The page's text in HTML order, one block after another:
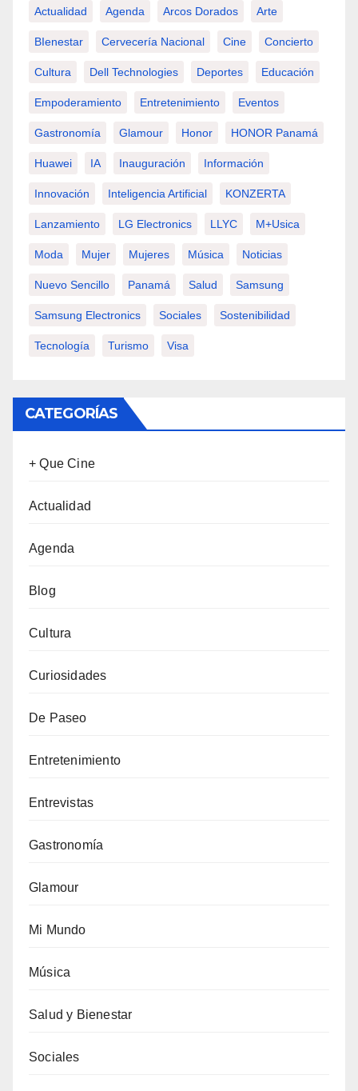
Actualidad Agenda Arcos Dorados Arte
BIenestar Cervecería Nacional Cine Concierto
Cultura Dell Technologies Deportes Educación
Empoderamiento Entretenimiento Eventos
Gastronomía Glamour Honor HONOR Panamá
Huawei IA Inauguración Información
Innovación Inteligencia Artificial KONZERTA
Lanzamiento LG Electronics LLYC M+usica
Moda Mujer Mujeres Música Noticias
Nuevo Sencillo Panamá Salud Samsung
Samsung Electronics Sociales Sostenibilidad
Tecnología Turismo Visa
CATEGORÍAS
+ Que Cine
Actualidad
Agenda
Blog
Cultura
Curiosidades
De Paseo
Entretenimiento
Entrevistas
Gastronomía
Glamour
Mi Mundo
Música
Salud y Bienestar
Sociales